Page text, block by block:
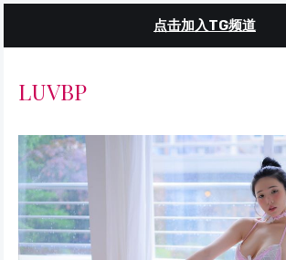
点击加入TG频道
LUVBP